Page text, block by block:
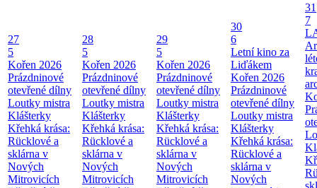
27
5
Kořen 2026
Prázdninové
otevřené dílny
Loutky mistra
Klášterky
Křehká krása:
Rücklové a
sklárna v
Nových
Mitrovicích
28
5
Kořen 2026
Prázdninové
otevřené dílny
Loutky mistra
Klášterky
Křehká krása:
Rücklové a
sklárna v
Nových
Mitrovicích
29
5
Kořen 2026
Prázdninové
otevřené dílny
Loutky mistra
Klášterky
Křehká krása:
Rücklové a
sklárna v
Nových
Mitrovicích
30
6
Letní kino za
Liďákem
Kořen 2026
Prázdninové
otevřené dílny
Loutky mistra
Klášterky
Křehká krása:
Rücklové a
sklárna v
Nových
31
7